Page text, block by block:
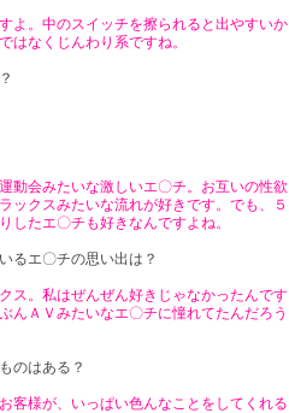
よ。中のスイッチを擦られると出やすいか
はなくじんわり系ですね。
動会みたいな激しいエ〇チ。お互いの性欲
ックスみたいな流れが好きです。でも、５
したエ〇チも好きなんですよね。
るエ〇チの思い出は？
ス。私はぜんぜん好きじゃなかったんです
ＡＶみたいなエ〇チに憧れてたんだろう
のはある？
客様が、いっぱい色んなことをしてくれる